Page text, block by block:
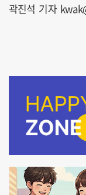
곽진석 기자